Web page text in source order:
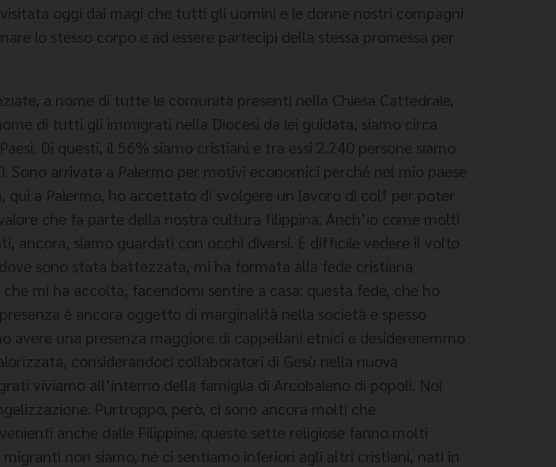
oggi dai magi che tutti gli uomini e le donne nostri compagni
lo stesso corpo e ad essere partecipi della stessa promessa per
a nome di tutte le comunità presenti nella Chiesa Cattedrale,
di tutti gli immigrati nella Diocesi da lei guidata, siamo circa
Di questi, il 56% siamo cristiani e tra essi 2.240 persone siamo
arrivata a Palermo per motivi economici perché nel mio paese
a Palermo, ho accettato di svolgere un lavoro di colf per poter
che fa parte della nostra cultura filippina. Anch’io come molti
ancora, siamo guardati con occhi diversi. È difficile vedere il volto
sono stata battezzata, mi ha formata alla fede cristiana
mi ha accolta, facendomi sentire a casa; questa fede, che ho
è ancora oggetto di marginalità nella società e spesso
avere una presenza maggiore di cappellani etnici e desidereremmo
considerandoci collaboratori di Gesù nella nuova
viviamo all’interno della famiglia di Arcobaleno di popoli. Noi
Purtroppo, però, ci sono ancora molti che
anche dalle Filippine; queste sette religiose fanno molti
non siamo, né ci sentiamo inferiori agli altri cristiani, nati in